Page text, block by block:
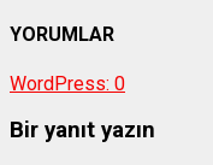
YORUMLAR
WordPress: 0
Bir yanıt yazın